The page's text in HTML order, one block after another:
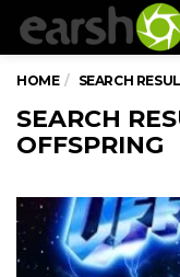
HOME SEARCH
SEARCH
OFFSPRING